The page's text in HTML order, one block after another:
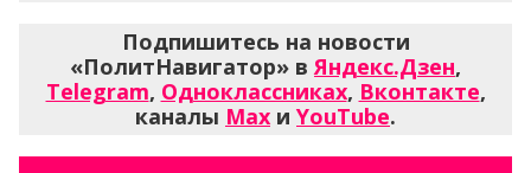
Подпишитесь на новости
«ПолитНавигатор» вЯндекс.Дзен,
Telegram, Одноклассниках, Вконтакте,
каналы Max и YouTube.